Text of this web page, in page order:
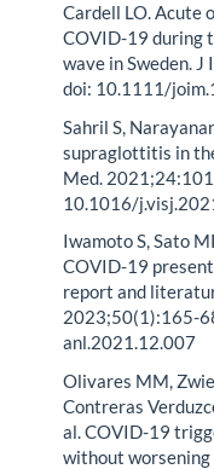
Cardell LO. Acute
COVID-19 during
wave in Sweden.
doi: 10.1111/
Sahril S,
supraglottitis in
Med.
10.1016/
Iwamoto S, Sato
COVID-19
report and
2023;50(1):165-
anl.2021.12.007
Olivares MM,
Contreras
al. COVID-19
without worsening